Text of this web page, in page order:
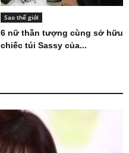
Sao thế giới
6 nữ thần tượng cùng sở hữu
chiếc túi Sassy của...